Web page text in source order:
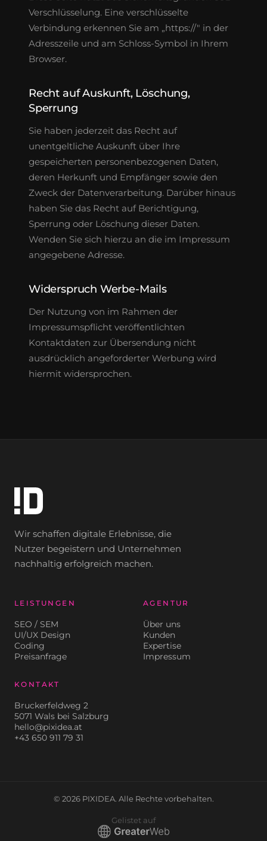
Verschlüsselung. Eine verschlüsselte
Verbindung erkennen Sie am „https://" in der
Adresszeile und am Schloss-Symbol in Ihrem
Browser.
Recht auf Auskunft, Löschung,
Sperrung
Sie haben jederzeit das Recht auf
unentgeltliche Auskunft über Ihre
gespeicherten personenbezogenen Daten,
deren Herkunft und Empfänger sowie den
Zweck der Datenverarbeitung. Darüber hinaus
haben Sie das Recht auf Berichtigung,
Sperrung oder Löschung dieser Daten.
Wenden Sie sich hierzu an die im Impressum
angegebene Adresse.
Widerspruch Werbe-Mails
Der Nutzung von im Rahmen der
Impressumspflicht veröffentlichten
Kontaktdaten zur Übersendung nicht
ausdrücklich angeforderter Werbung wird
hiermit widersprochen.
Wir schaffen digitale Erlebnisse, die
Nutzer begeistern und Unternehmen
nachhaltig erfolgreich machen.
LEISTUNGEN
SEO / SEM
UI/UX Design
Coding
Preisanfrage
AGENTUR
Über uns
Kunden
Expertise
Impressum
KONTAKT
Bruckerfeldweg 2
5071 Wals bei Salzburg
hello@pixidea.at
+43 650 911 79 31
© 2026 PIXIDEA. Alle Rechte vorbehalten.
Gelistet auf